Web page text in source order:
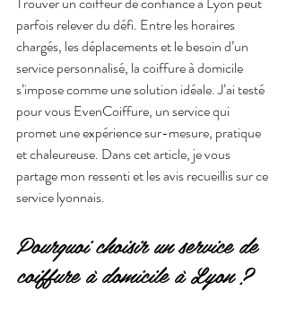
parfois relever du défi. Entre les horaires
chargés, les déplacements et le besoin d’un
service personnalisé, la coiffure à domicile
s’impose comme une solution idéale. J’ai testé
pour vous EvenCoiffure, un service qui
promet une expérience sur-mesure, pratique
et chaleureuse. Dans cet article, je vous
partage mon ressenti et les avis recueillis sur ce
service lyonnais.
Pourquoi choisir un service de
coiffure à domicile à Lyon ?